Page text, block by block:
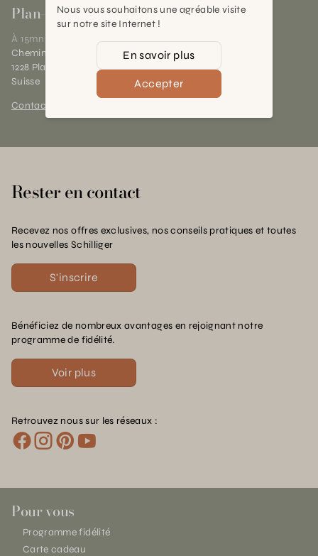
Plan-les-Ouates
À 15mn du centre de Genève
Chemin des Charrotons 25
1228 Plan-les-Ouates (GE)
Suisse
Contact et horaires
Rester en contact
Recevez nos offres exclusives, nos conseils pratiques et toutes
les nouvelles Schilliger
S'inscrire
Bénéficiez de nombreux avantages en rejoignant notre
programme de fidélité.
Voir plus
Retrouvez nous sur les réseaux :
Pour vous
Programme fidélité
Carte cadeau
Nous vous souhaitons une agréable visite
sur notre site Internet !
En savoir plus
Accepter